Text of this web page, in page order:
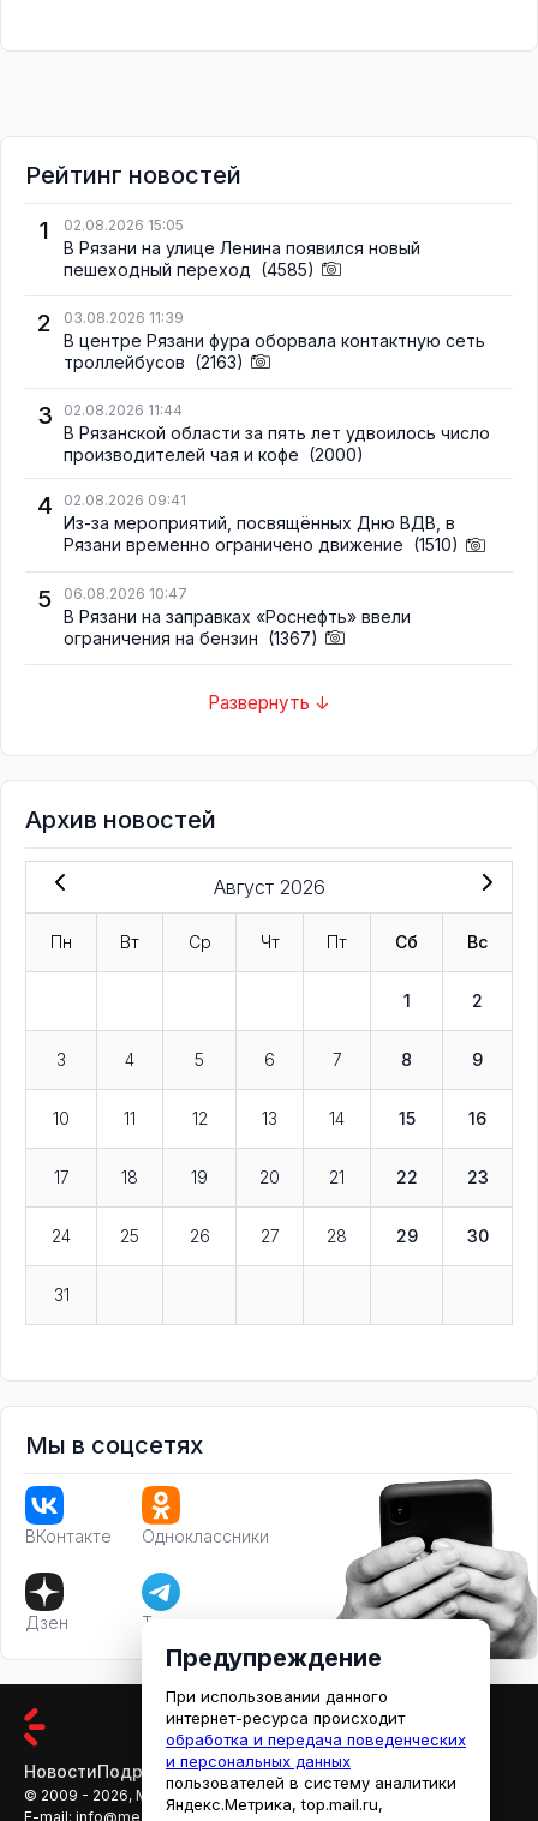
Рейтинг новостей
1
02.08.2026 15:05
В Рязани на улице Ленина появился новый
пешеходный переход (4585)
2 03.08.2026 11:39
В центре Рязани фура оборвала контактную сеть
троллейбусов (2163)
3 02.08.2026 11:44
В Рязанской области за пять лет удвоилось число
производителей чая и кофе (2000)
4 02.08.2026 09:41
Из-за мероприятий, посвящённых Дню ВДВ, в
Рязани временно ограничено движение (1510)
5 06.08.2026 10:47
В Рязани на заправках «Роснефть» ввели
ограничения на бензин (1367)
Развернуть ↓
Архив новостей
Август 2026
Пн Вт Ср Чт Пт Сб Вс
1 2
3 4 5 6 7 8 9
10 11 12 13 14 15 16
17 18 19 20 21 22 23
24 25 26 27 28 29 30
31
Мы в соцсетях
ВКонтакте Одноклассники
Дзен Телеграм
НовостиПодробностиАфишаКино
© 2009 - 2026, МЕДИАРЯЗАНЬ
E-mail: info@mediaryazan.ru,reklama@mediaryazan.ru
Предупреждение
При использовании данного
интернет-ресурса происходит
обработка и передача поведенческих
и персональных данных
пользователей в систему аналитики
Яндекс.Метрика, top.mail.ru,